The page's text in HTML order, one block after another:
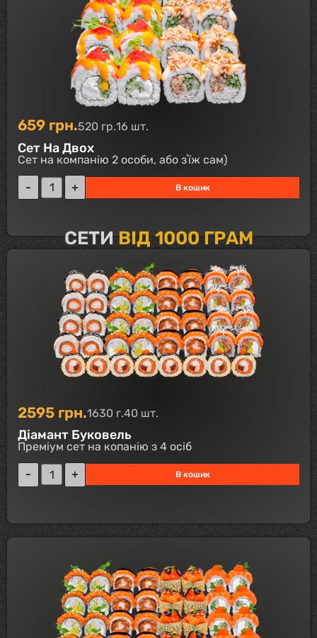
659 грн.520 гр.16 шт.
Сет На Двох
Сет на компанію 2 особи, або зʼїж сам)
В кошик
СЕТИВІД 1000 ГРАМ
2595 грн.1630 г.40 шт.
Діамант Буковель
Преміум сет на копанію з 4 осіб
В кошик